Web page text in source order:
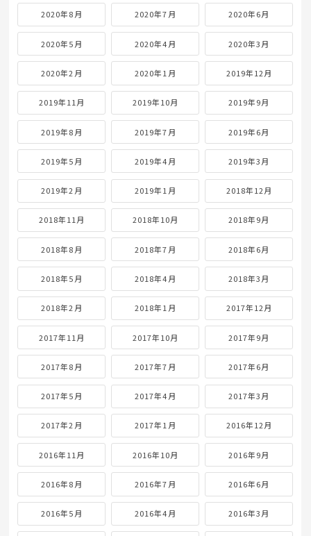
2020年8月 2020年7月 2020年6月
2020年5月 2020年4月 2020年3月
2020年2月 2020年1月 2019年12月
2019年11月 2019年10月 2019年9月
2019年8月 2019年7月 2019年6月
2019年5月 2019年4月 2019年3月
2019年2月 2019年1月 2018年12月
2018年11月 2018年10月 2018年9月
2018年8月 2018年7月 2018年6月
2018年5月 2018年4月 2018年3月
2018年2月 2018年1月 2017年12月
2017年11月 2017年10月 2017年9月
2017年8月 2017年7月 2017年6月
2017年5月 2017年4月 2017年3月
2017年2月 2017年1月 2016年12月
2016年11月 2016年10月 2016年9月
2016年8月 2016年7月 2016年6月
2016年5月 2016年4月 2016年3月